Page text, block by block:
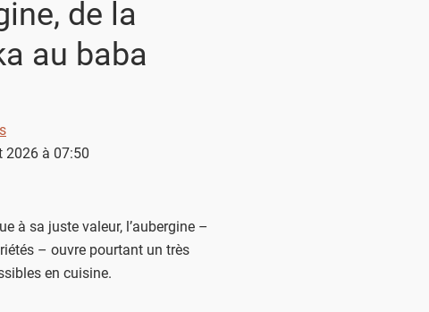
de la
au baba
2026 à 07:50
à sa juste valeur, l’aubergine –
– ouvre pourtant un très
en cuisine.